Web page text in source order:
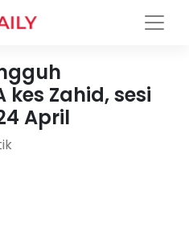
kes Zahid, sesi
April